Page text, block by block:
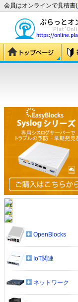
会員はオンラインで見積書(
OpenBlocks
IoT関連
ネットワーク